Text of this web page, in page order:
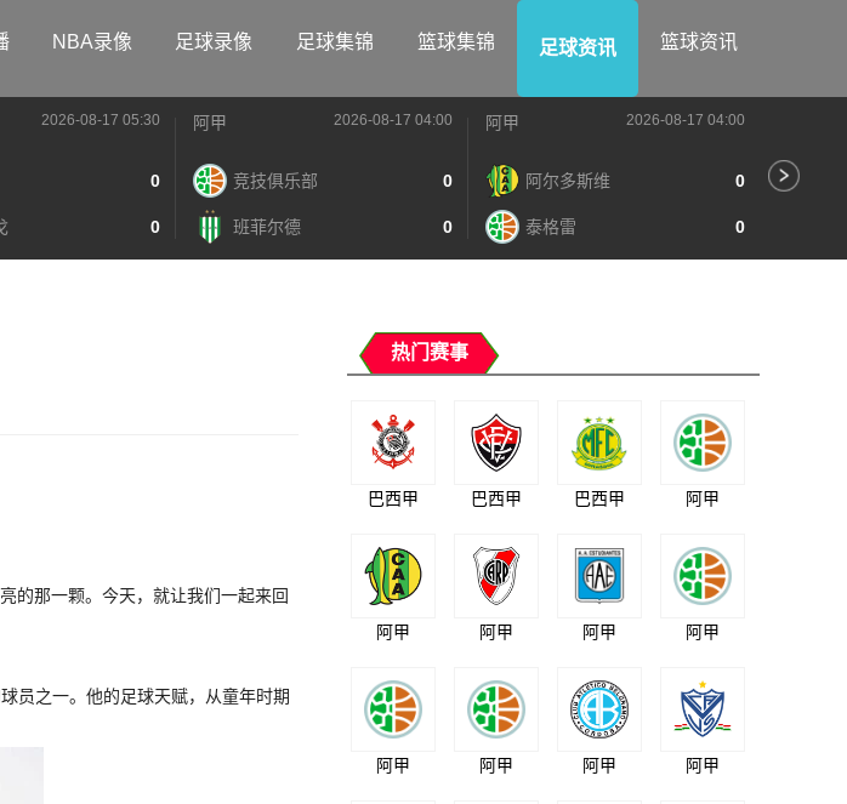
NBA录像 足球录像 足球集锦 篮球集锦 足球资讯 篮球资讯
2026-08-17 05:30
0
0
阿甲 2026-08-17 04:00
竞技俱乐部 0
班菲尔德 0
阿甲 2026-08-17 04:00
阿尔多斯维 0
泰格雷 0
的那一颗。今天，就让我们一起来回
员之一。他的足球天赋，从童年时期
热门赛事
巴西甲 巴西甲 巴西甲 阿甲
阿甲 阿甲 阿甲 阿甲
阿甲 阿甲 阿甲 阿甲